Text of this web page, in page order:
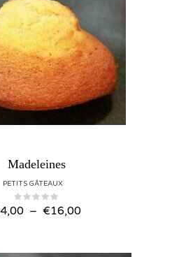
Madeleines
PETITS GÂTEAUX
4,00 – €16,00Plage de prix : €4,00 à €16,00